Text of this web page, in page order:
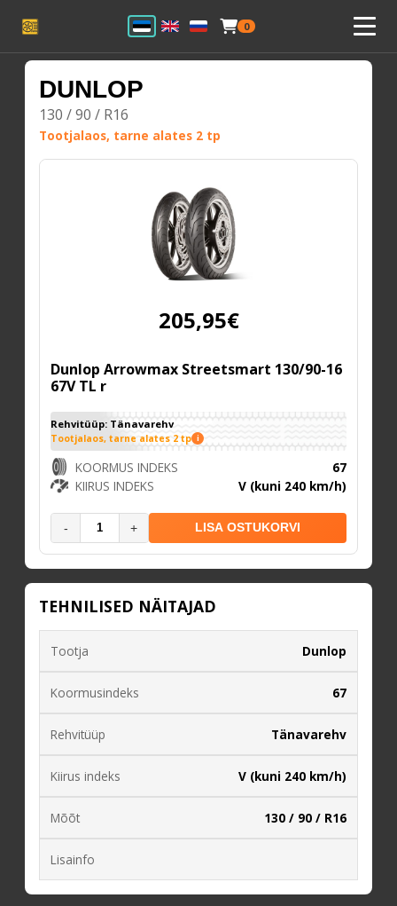
0
DUNLOP
130 / 90 / R16
Tootjalaos, tarne alates 2 tp
205,95€
Dunlop Arrowmax Streetsmart 130/90-16
67V TL r
Rehvitüüp: Tänavarehv
Tootjalaos, tarne alates 2 tp i
KOORMUS INDEKS
67
KIIRUS INDEKS
V (kuni 240 km/h)
- + LISA OSTUKORVI
TEHNILISED NÄITAJAD
Tootja Dunlop
Koormusindeks 67
Rehvitüüp Tänavarehv
Kiirus indeks V (kuni 240 km/h)
Mõõt 130 / 90 / R16
Lisainfo